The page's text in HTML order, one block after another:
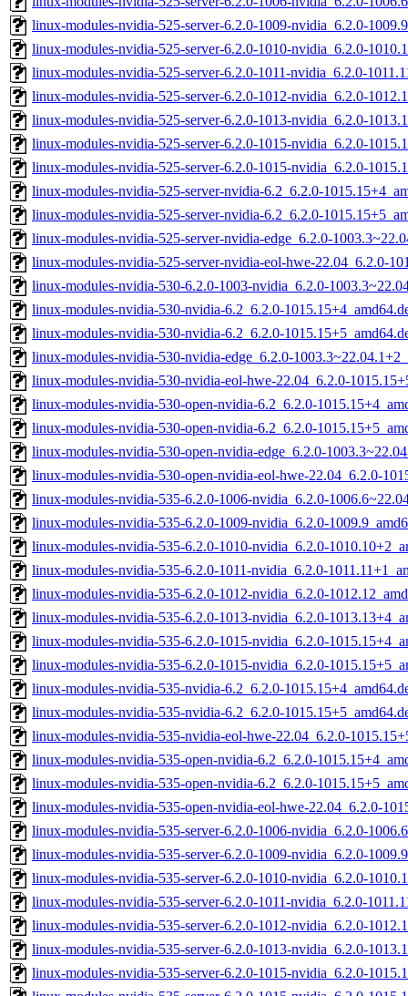
linux-modules-nvidia-525-server-6.2.0-1009-nvidia_6.2.0-
linux-modules-nvidia-525-server-6.2.0-1010-nvidia_6.2.0-
linux-modules-nvidia-525-server-6.2.0-1011-nvidia_6.2.0-
linux-modules-nvidia-525-server-6.2.0-1012-nvidia_6.2.0-
linux-modules-nvidia-525-server-6.2.0-1013-nvidia_6.2.0-
linux-modules-nvidia-525-server-6.2.0-1015-nvidia_6.2.0-
linux-modules-nvidia-525-server-6.2.0-1015-nvidia_6.2.0-
linux-modules-nvidia-525-server-nvidia-6.2_6.2.0-
linux-modules-nvidia-525-server-nvidia-6.2_6.2.0-
linux-modules-nvidia-525-server-nvidia-edge_6.2.0-
linux-modules-nvidia-525-server-nvidia-eol-hwe-22.04_6.2.0-
linux-modules-nvidia-530-6.2.0-1003-nvidia_6.2.0-
linux-modules-nvidia-530-nvidia-6.2_6.2.0-
linux-modules-nvidia-530-nvidia-6.2_6.2.0-
linux-modules-nvidia-530-nvidia-edge_6.2.0-
linux-modules-nvidia-530-nvidia-eol-hwe-22.04_6.2.0-
linux-modules-nvidia-530-open-nvidia-6.2_6.2.0-
linux-modules-nvidia-530-open-nvidia-6.2_6.2.0-
linux-modules-nvidia-530-open-nvidia-edge_6.2.0-
linux-modules-nvidia-530-open-nvidia-eol-hwe-22.04_6.2.0-
linux-modules-nvidia-535-6.2.0-1006-nvidia_6.2.0-
linux-modules-nvidia-535-6.2.0-1009-nvidia_6.2.0-
linux-modules-nvidia-535-6.2.0-1010-nvidia_6.2.0-
linux-modules-nvidia-535-6.2.0-1011-nvidia_6.2.0-
linux-modules-nvidia-535-6.2.0-1012-nvidia_6.2.0-
linux-modules-nvidia-535-6.2.0-1013-nvidia_6.2.0-
linux-modules-nvidia-535-6.2.0-1015-nvidia_6.2.0-
linux-modules-nvidia-535-6.2.0-1015-nvidia_6.2.0-
linux-modules-nvidia-535-nvidia-6.2_6.2.0-
linux-modules-nvidia-535-nvidia-6.2_6.2.0-
linux-modules-nvidia-535-nvidia-eol-hwe-22.04_6.2.0-
linux-modules-nvidia-535-open-nvidia-6.2_6.2.0-
linux-modules-nvidia-535-open-nvidia-6.2_6.2.0-
linux-modules-nvidia-535-open-nvidia-eol-hwe-22.04_6.2.0-
linux-modules-nvidia-535-server-6.2.0-1006-nvidia_6.2.0-
linux-modules-nvidia-535-server-6.2.0-1009-nvidia_6.2.0-
linux-modules-nvidia-535-server-6.2.0-1010-nvidia_6.2.0-
linux-modules-nvidia-535-server-6.2.0-1011-nvidia_6.2.0-
linux-modules-nvidia-535-server-6.2.0-1012-nvidia_6.2.0-
linux-modules-nvidia-535-server-6.2.0-1013-nvidia_6.2.0-
linux-modules-nvidia-535-server-6.2.0-1015-nvidia_6.2.0-